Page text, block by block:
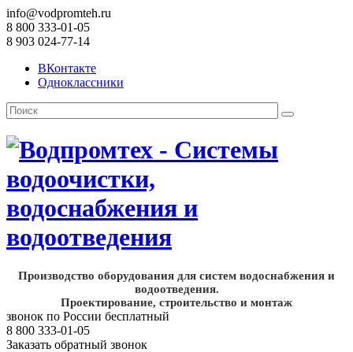
info@vodpromteh.ru
8 800 333-01-05
8 903 024-77-14
ВКонтакте
Одноклассники
Производство оборудования для систем водоснабжения и
водоотведения.
Проектирование, строительство и монтаж
звонок по России бесплатный
8 800 333-01-05
Заказать обратный звонок